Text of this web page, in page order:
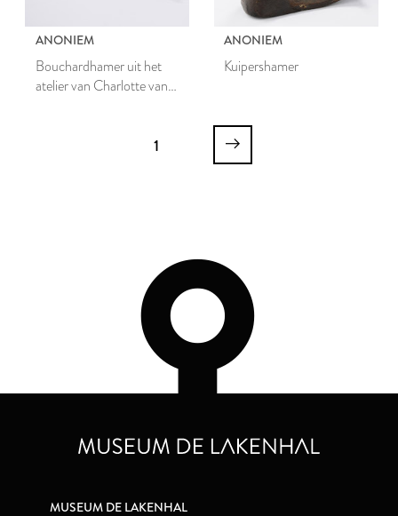
ANONIEM
Bouchardhamer uit het
atelier van Charlotte van
ANONIEM
Kuipershamer
1
MUSEUM DE LAKENHAL